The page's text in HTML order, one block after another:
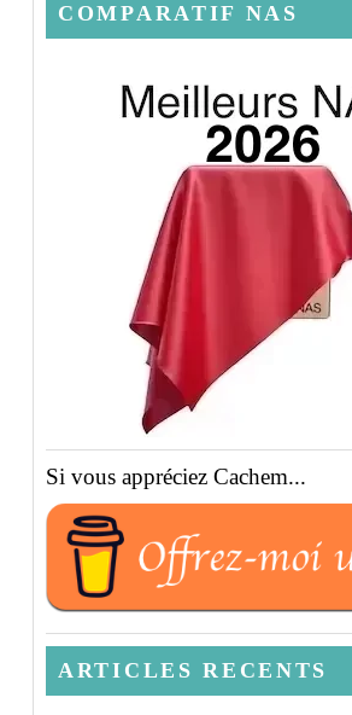
COMPARATIF NAS
Si vous appréciez Cachem...
ARTICLES RECENTS